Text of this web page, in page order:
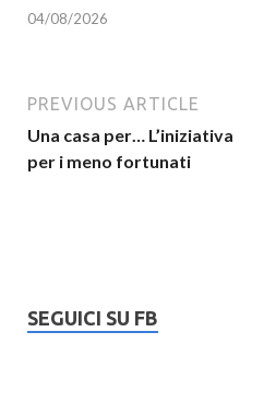
04/08/2026
PREVIOUS ARTICLE
Una casa per… L’iniziativa
per i meno fortunati
SEGUICI SU FB